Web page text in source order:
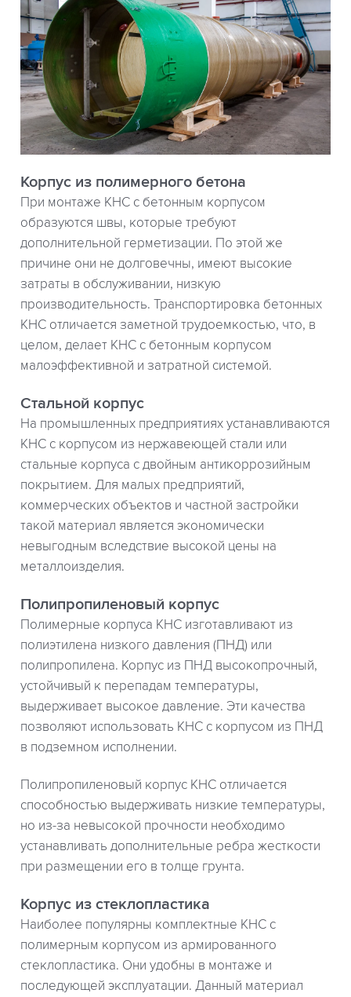
Корпус из полимерного бетона
При монтаже КНС с бетонным корпусом
образуются швы, которые требуют
дополнительной герметизации. По этой же
причине они не долговечны, имеют высокие
затраты в обслуживании, низкую
производительность. Транспортировка бетонных
КНС отличается заметной трудоемкостью, что, в
целом, делает КНС с бетонным корпусом
малоэффективной и затратной системой.
Стальной корпус
На промышленных предприятиях устанавливаются
КНС с корпусом из нержавеющей стали или
стальные корпуса с двойным антикоррозийным
покрытием. Для малых предприятий,
коммерческих объектов и частной застройки
такой материал является экономически
невыгодным вследствие высокой цены на
металлоизделия.
Полипропиленовый корпус
Полимерные корпуса КНС изготавливают из
полиэтилена низкого давления (ПНД) или
полипропилена. Корпус из ПНД высокопрочный,
устойчивый к перепадам температуры,
выдерживает высокое давление. Эти качества
позволяют использовать КНС с корпусом из ПНД
в подземном исполнении.
Полипропиленовый корпус КНС отличается
способностью выдерживать низкие температуры,
но из-за невысокой прочности необходимо
устанавливать дополнительные ребра жесткости
при размещении его в толще грунта.
Корпус из стеклопластика
Наиболее популярны комплектные КНС с
полимерным корпусом из армированного
стеклопластика. Они удобны в монтаже и
последующей эксплуатации. Данный материал